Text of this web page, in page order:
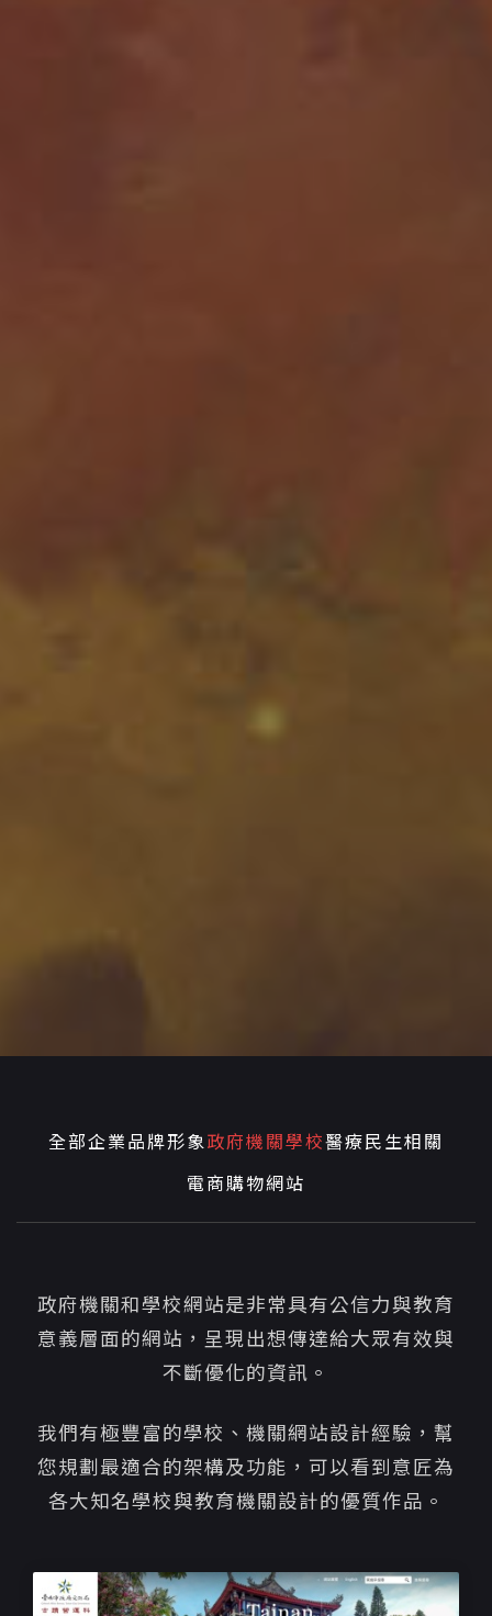
全部企業品牌形象政府機關學校醫療民生相關
電商購物網站
政府機關和學校網站是非常具有公信力與教育
意義層面的網站，呈現出想傳達給大眾有效與
不斷優化的資訊。
我們有極豐富的學校、機關網站設計經驗，幫
您規劃最適合的架構及功能，可以看到意匠為
各大知名學校與教育機關設計的優質作品。